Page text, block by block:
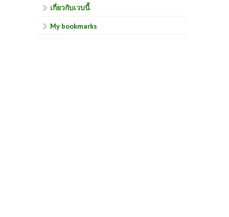
เกี่ยวกับเวบนี้
My bookmarks